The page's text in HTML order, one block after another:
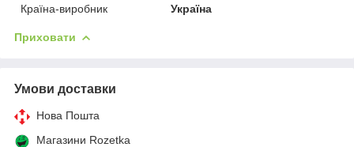
Країна-виробник
Україна
Приховати
Умови доставки
Нова Пошта
Магазини Rozetka